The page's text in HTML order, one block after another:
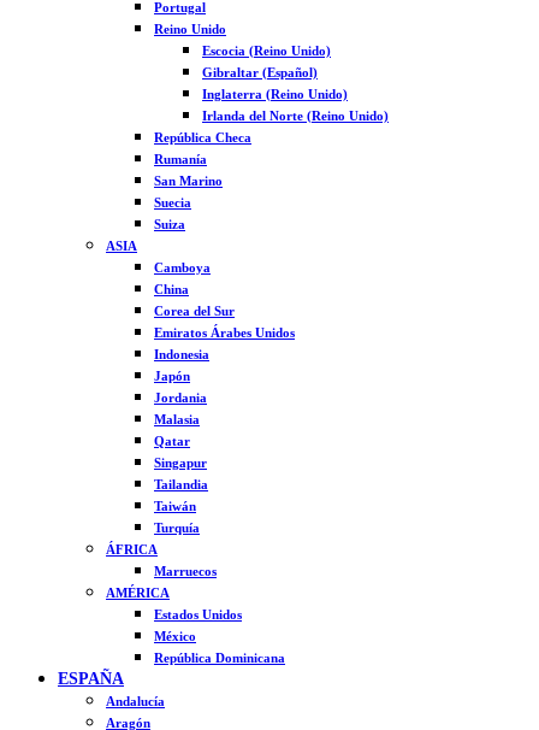
Portugal
Reino Unido
Escocia (Reino Unido)
Gibraltar (Español)
Inglaterra (Reino Unido)
Irlanda del Norte (Reino Unido)
República Checa
Rumanía
San Marino
Suecia
Suiza
ASIA
Camboya
China
Corea del Sur
Emiratos Árabes Unidos
Indonesia
Japón
Jordania
Malasia
Qatar
Singapur
Tailandia
Taiwán
Turquía
ÁFRICA
Marruecos
AMÉRICA
Estados Unidos
México
República Dominicana
ESPAÑA
Andalucía
Aragón